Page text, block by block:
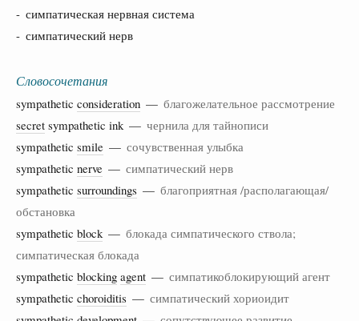
- симпатическая нервная система
- симпатический нерв
Словосочетания
sympathetic consideration — благожелательное рассмотрение
secret sympathetic ink — чернила для тайнописи
sympathetic smile — сочувственная улыбка
sympathetic nerve — симпатический нерв
sympathetic surroundings — благоприятная /располагающая/
обстановка
sympathetic block — блокада симпатического ствола;
симпатическая блокада
sympathetic blocking agent — симпатикоблокирующий агент
sympathetic choroiditis — симпатический хориоидит